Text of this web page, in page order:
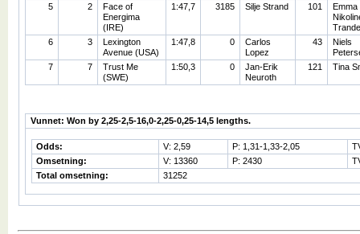
5 2
Face of
Energima
(IRE)
1:47,7 3185 Silje Strand 101
Emma
6
3
Lexington
Avenue (USA)
1:47,8 0
Carlos
Lopez
43
Niels
7
7
Trust Me
(SWE)
1:50,3 0
Jan-Erik
Neuroth
121 Tina
Vunnet: Won by 2,25-2,5-16,0-2,25-0,25-14,5 lengths.
Odds: V: 2,59 P: 1,31-1,33-2,05
Omsetning:
V: 13360 P: 2430
Total omsetning:
31252